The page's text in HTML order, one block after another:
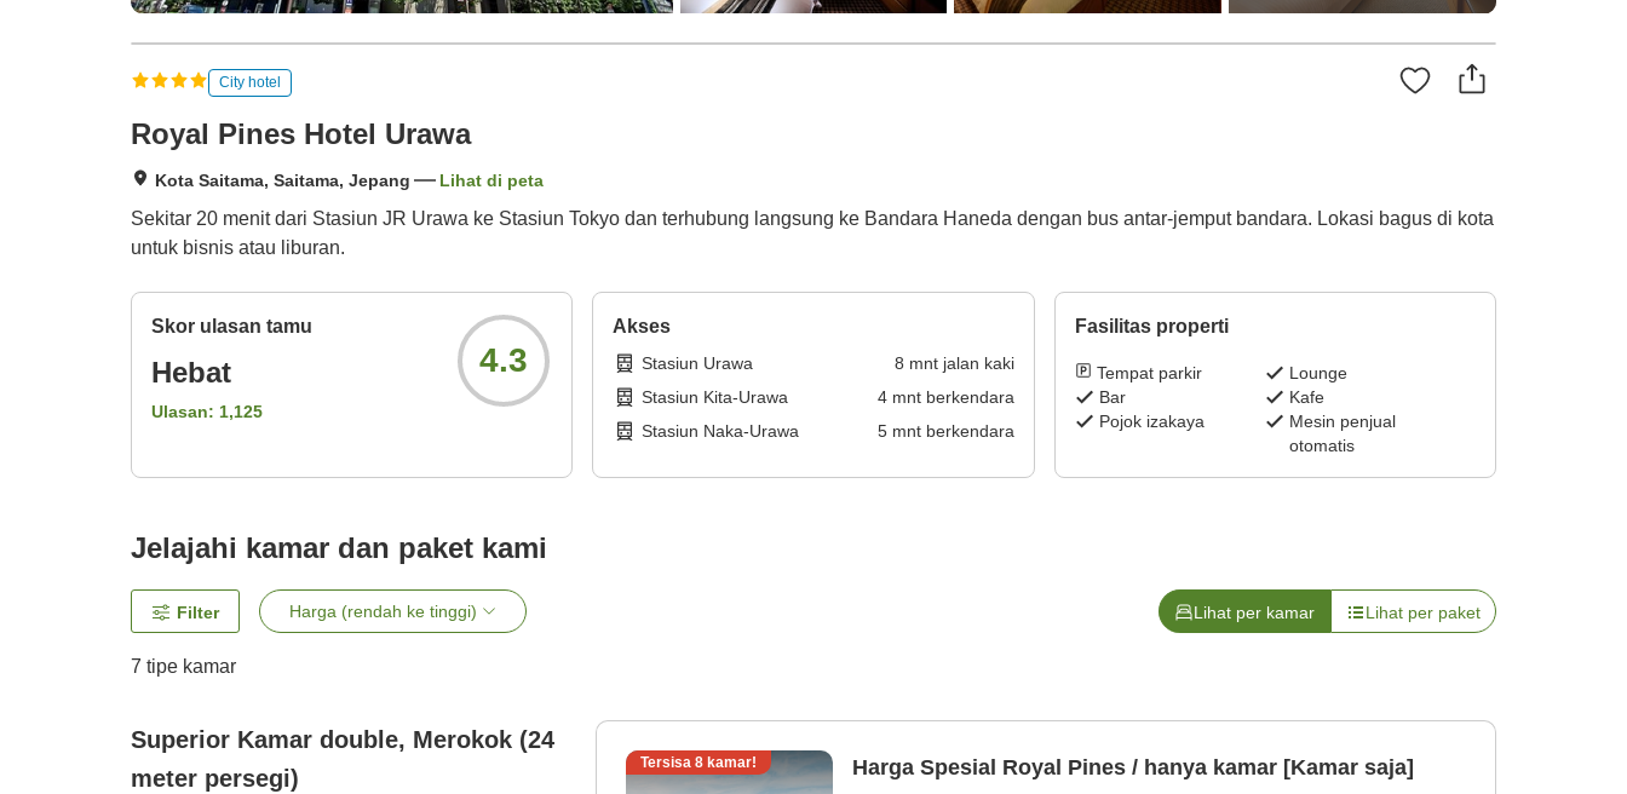
City hotel
Royal Pines Hotel Urawa
Kota Saitama, Saitama, Jepang Lihat di peta
Sekitar 20 menit dari Stasiun JR Urawa ke Stasiun Tokyo dan terhubung langsung ke Bandara Haneda dengan bus antar-jemput bandara. Lokasi bagus di kota
untuk bisnis atau liburan.
Skor ulasan tamu
Hebat
Ulasan: 1,125
4.3
Akses
Stasiun Urawa 8 mnt jalan kaki
Stasiun Kita-Urawa
4mnt berkendara
Stasiun Naka-Urawa
5mnt berkendara
Fasilitas properti
Tempat parkir
Lounge
Bar
Kafe
Pojok izakaya
Mesin penjual
otomatis
Jelajahi kamar dan paket kami
Filter Harga (rendah ke tinggi) Lihat per kamar Lihat per paket
7 tipe kamar
Superior Kamar double, Merokok (24
meter persegi)
Tersisa 8 kamar! Harga Spesial Royal Pines / hanya kamar [Kamar saja]